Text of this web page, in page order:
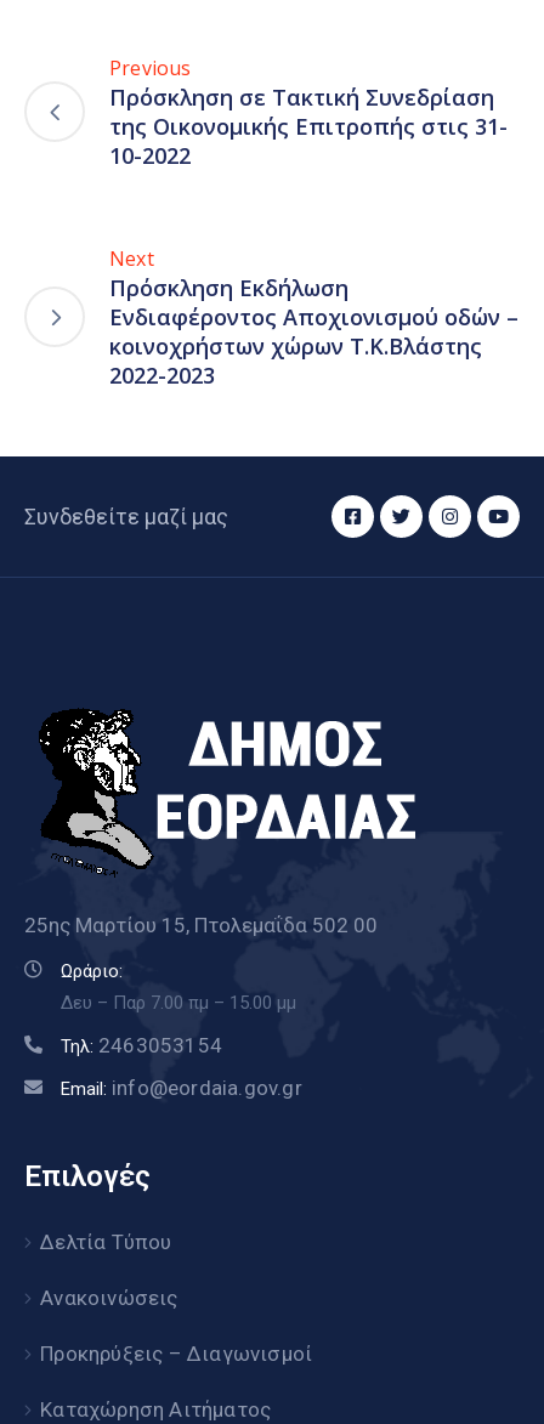
Previous
Πρόσκληση σε Τακτική Συνεδρίαση
της Οικονομικής Επιτροπής στις 31-
10-2022
Next
Πρόσκληση Εκδήλωση
Ενδιαφέροντος Αποχιονισμού οδών –
κοινοχρήστων χώρων Τ.Κ.Βλάστης
2022-2023
Συνδεθείτε μαζί μας
25ης Μαρτίου 15, Πτολεμαΐδα 502 00
Ωράριο:
Δευ – Παρ 7.00 πμ – 15.00 μμ
Τηλ: 2463053154
Email: info@eordaia.gov.gr
Επιλογές
Δελτία Τύπου
Ανακοινώσεις
Προκηρύξεις – Διαγωνισμοί
Καταχώρηση Αιτήματος